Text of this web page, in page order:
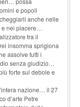
e popoli
anche nelle
e nel piacere…
tra il
insomma sprigiona
assolve tutti i
senza giudizio…
forte sul debole e
nazione… il 27
d’arte Petre